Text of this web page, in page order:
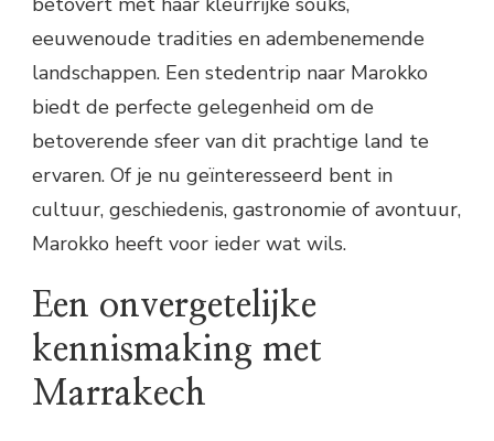
eeuwenoude tradities en adembenemende
landschappen. Een stedentrip naar Marokko
biedt de perfecte gelegenheid om de
betoverende sfeer van dit prachtige land te
ervaren. Of je nu geïnteresseerd bent in
cultuur, geschiedenis, gastronomie of avontuur,
Marokko heeft voor ieder wat wils.
Een onvergetelijke
kennismaking met
Marrakech